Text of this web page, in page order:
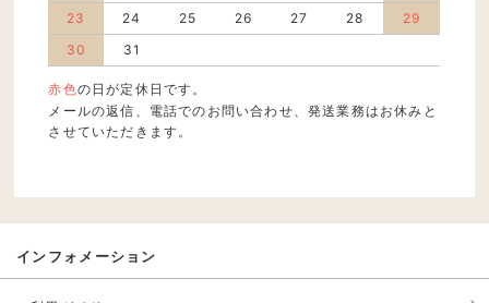
23
24 25 26 27 28
29
30
31
赤色の日が定休日です。
メールの返信、電話でのお問い合わせ、発送業務はお休みと
させていただきます。
インフォメーション